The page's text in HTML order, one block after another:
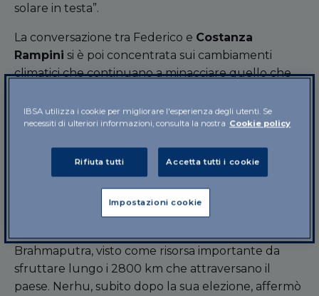
solare in testa”.
La conversazione tra Federico e Costanza
Rampini si è poi concentrata sui cambiamenti
climatici che continuano a minacciare quello che
regioni dipendenti dai monsoni, vulnerabili di
fronte alle variazioni del corso dei fiumi. Il Tibet,
maoista, è il più grande serbatoio d’acqua dell’Asia:
e l’India è virtualmente soggetta al “ricatto idrico”
di chi controlla l’Himalaya. “Il Governo indiano si sta
muovendo in questo senso – ha aggiunto Costanza
Brahmaputra, visto come risorsa importante da
sfruttare lungo i 2800 km che attraversano il
paese. Nerhu, subito dopo la sua elezione, affermò
IBSA utilizza i cookie per migliorare l'esperienza degli utenti. Se
necessiti di ulteriori informazioni, consulta la nostra Cookie policy
Rifiuta tutti Accetta tutti i cookie
Impostazioni cookie